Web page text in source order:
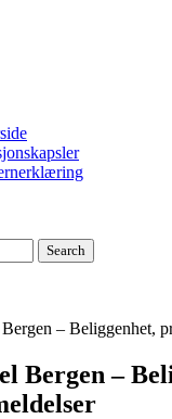
– Beliggenhet,
Bergen –